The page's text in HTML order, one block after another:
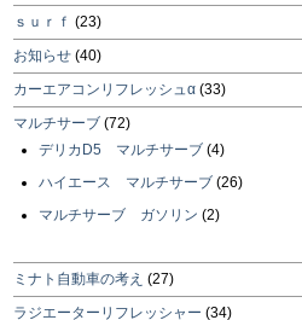
ｓｕｒｆ (23)
お知らせ (40)
カーエアコンリフレッシュα (33)
マルチサーブ (72)
デリカD5 マルチサーブ (4)
ハイエース マルチサーブ (26)
マルチサーブ ガソリン (2)
ミナト自動車の考え (27)
ラジエーターリフレッシャー (34)